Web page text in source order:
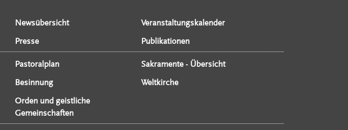
Newsübersicht
Veranstaltungskalender
Presse Publikationen
Pastoralplan
Sakramente - Übersicht
Besinnung
Weltkirche
Orden und geistliche
Gemeinschaften